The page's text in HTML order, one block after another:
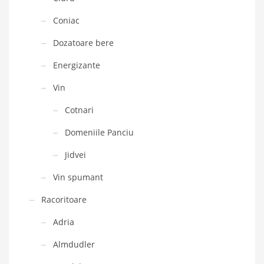
Coniac
Dozatoare bere
Energizante
Vin
Cotnari
Domeniile Panciu
Jidvei
Vin spumant
Racoritoare
Adria
Almdudler